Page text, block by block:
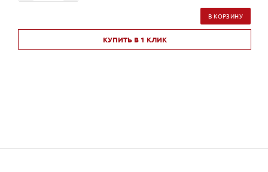
В КОРЗИНУ
КУПИТЬ В 1 КЛИК